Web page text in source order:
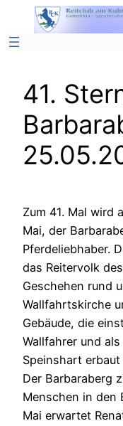
Inhalt
springen
41.
Zum 41. Mal wird
Mai, der
Pferdeliebhaber.
das Reitervolk
Geschehen rund
Wallfahrtskirche
Gebäude, die
Wallfahrer und
Speinshart
Der Barbaraberg
Menschen in den
Mai erwartet